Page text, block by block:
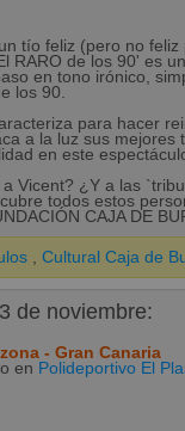
tío feliz (pero no
RARO de los 90' es
en tono irónico,
los 90.
para hacer
a la luz sus
en este
Vicent? ¿Y a las
todos estos
CAJA DE
Cultural Caja de
de noviembre:
- Gran Canaria
en Polideportivo El